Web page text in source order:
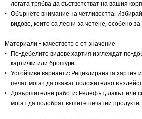
логата трябва да съответстват на вашия
Обърнете внимание на четливостта:
видове, които са лесни за четене, особено
Материали - качеството е от значение
По-дебелите видове хартия изглеждат по-
картички или брошури.
Устойчиви варианти: Рециклираната хартия
печат могат да окажат положително
Довършителни работи: Релефът, лакът или
могат да подобрят вашите печатни продукти.